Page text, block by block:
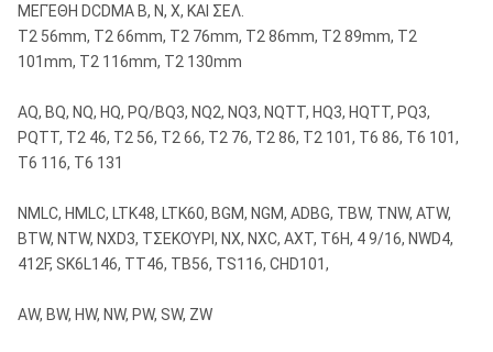
ΜΕΓΈΘΗ DCDMA Β, Ν, Χ, ΚΑΙ ΣΕΛ.
T2 56mm, T2 66mm, T2 76mm, T2 86mm, T2 89mm, T2
101mm, T2 116mm, T2 130mm
AQ, BQ, NQ, HQ, PQ/BQ3, NQ2, NQ3, NQTT, HQ3, HQTT, PQ3,
PQTT, T2 46, T2 56, T2 66, T2 76, T2 86, T2 101, T6 86, T6 101,
T6 116, T6 131
NMLC, HMLC, LTK48, LTK60, BGM, NGM, ADBG, TBW, TNW, ATW,
BTW, NTW, NXD3, ΤΣΕΚΟΎΡΙ, NX, NXC, AXT, T6H, 4 9/16, NWD4,
412F, SK6L146, TT46, TB56, TS116, CHD101,
AW, BW, HW, NW, PW, SW, ZW